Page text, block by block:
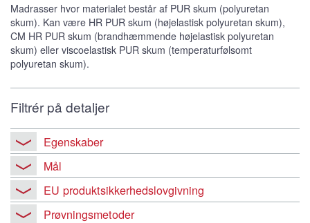
Madrasser hvor materialet består af PUR skum (polyuretan
skum). Kan være HR PUR skum (højelastisk polyuretan skum),
CM HR PUR skum (brandhæmmende højelastisk polyuretan
skum) eller viscoelastisk PUR skum (temperaturfølsomt
polyuretan skum).
Filtrér på detaljer
Egenskaber
Mål
EU produktsikkerhedslovgivning
Prøvningsmetoder